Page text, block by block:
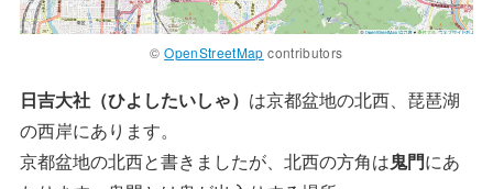
©OpenStreetMap contributors
日吉大社（ひよしたいしゃ） は京都盆地の北西、琵琶湖
の西岸にあります。
京都盆地の北西と書きましたが、北西の方角は鬼門にあ